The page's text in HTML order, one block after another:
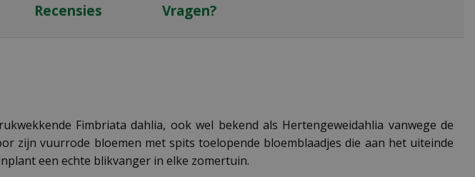
Recensies Vragen?
Fimbriata dahlia, ook wel bekend als Hertengeweidahlia vanwege de
zijn vuurrode bloemen met spits toelopende bloemblaadjes die aan het uiteinde
een echte blikvanger in elke zomertuin.